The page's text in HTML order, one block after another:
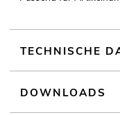
TECHNISCHE
DOWNLOADS